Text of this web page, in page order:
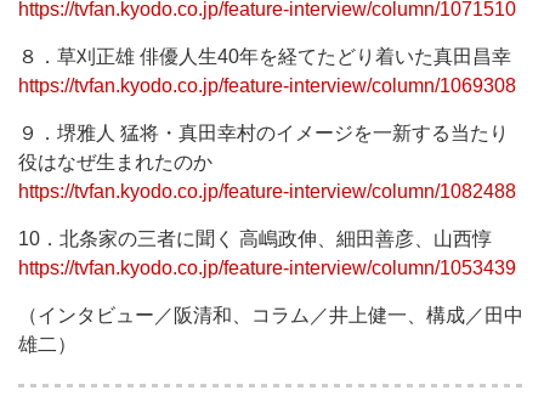
https://tvfan.kyodo.co.jp/feature-interview/column/1071510
８．草刈正雄 俳優人生40年を経てたどり着いた真田昌幸
https://tvfan.kyodo.co.jp/feature-interview/column/1069308
９．堺雅人 猛将・真田幸村のイメージを一新する当たり
役はなぜ生まれたのか
https://tvfan.kyodo.co.jp/feature-interview/column/1082488
10．北条家の三者に聞く 高嶋政伸、細田善彦、山西惇
https://tvfan.kyodo.co.jp/feature-interview/column/1053439
（インタビュー／阪清和、コラム／井上健一、構成／田中
雄二）